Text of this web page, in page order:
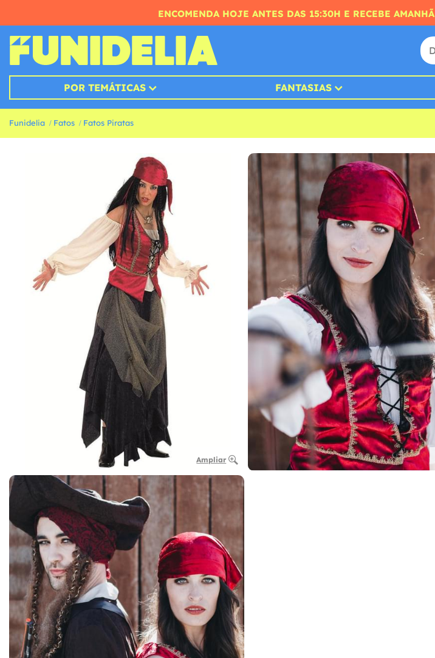
ENCOMENDA HOJE ANTES DAS 15:30H E RECEBE AMANHÃ
POR TEMÁTICAS FANTASIAS
Funidelia Fatos Fatos Piratas
Ampliar